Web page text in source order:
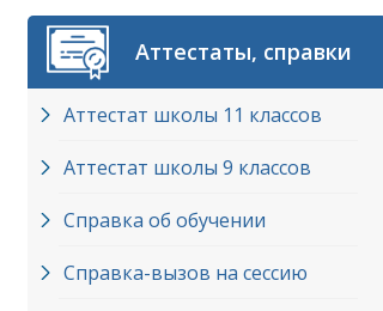
Аттестаты, справки
Аттестат школы 11 классов
Аттестат школы 9 классов
Справка об обучении
Справка-вызов на сессию